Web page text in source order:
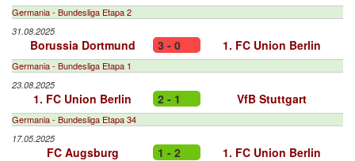
Germania - Bundesliga Etapa 2
31.08.2025
Borussia Dortmund 3 - 0 1. FC Union Berlin
Germania - Bundesliga Etapa 1
23.08.2025
1. FC Union Berlin 2 - 1 VfB Stuttgart
Germania - Bundesliga Etapa 34
17.05.2025
FC Augsburg 1 - 2 1. FC Union Berlin